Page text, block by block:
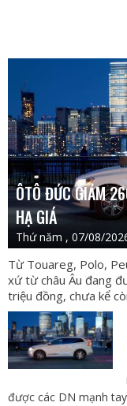
ÔTÔ ĐỨC GIẢM
HẠ GIÁ
Thứ năm , 07/08/
Từ Touareg, Polo,
xứ từ châu Âu đang
triệu đồng, chưa kể
được các DN mạnh